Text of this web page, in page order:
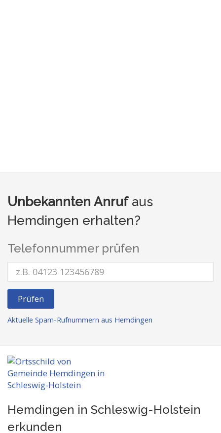
Unbekannten Anrufaus
Hemdingen erhalten?
Telefonnummer prüfen
Prüfen
Aktuelle Spam-Rufnummern aus Hemdingen
Hemdingen in Schleswig-Holstein
erkunden